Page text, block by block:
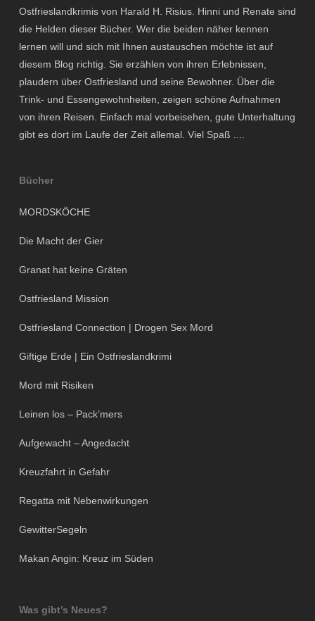
Ostfrieslandkrimis von Harald H. Risius. Hinni und Renate sind
die Helden dieser Bücher. Wer die beiden näher kennen
lernen will und sich mit Ihnen austauschen möchte ist auf
diesem Blog richtig. Sie erzählen von ihren Erlebnissen,
plaudern über Ostfriesland und seine Bewohner. Über die
Trink- und Essengewohnheiten, zeigen schöne Aufnahmen
von ihren Reisen. Einfach mal vorbeisehen, gute Unterhaltung
gibt es dort im Laufe der Zeit allemal. Viel Spaß ....
Bücher
MORDSKÖCHE
Die Macht der Gier
Granat hat keine Gräten
Ostfriesland Mission
Ostfriesland Connection | Drogen Sex Mord
Giftige Erde | Ein Ostfrieslandkrimi
Mord mit Risiken
Leinen los – Pack’mers
Aufgewacht – Angedacht
Kreuzfahrt in Gefahr
Regatta mit Nebenwirkungen
GewitterSegeln
Makan Angin: Kreuz im Süden
Was gibt’s Neues?